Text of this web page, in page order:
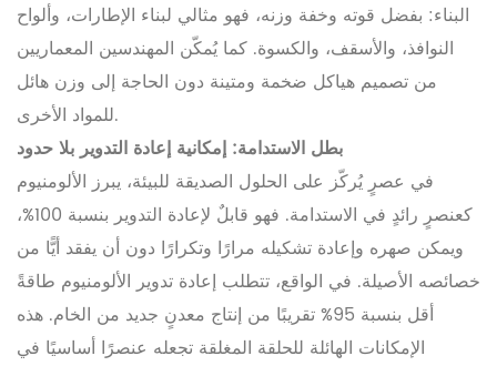
البناء: بفضل قوته وخفة وزنه، فهو مثالي لبناء الإطارات، وألواح
النوافذ، والأسقف، والكسوة. كما يُمكّن المهندسين المعماريين
من تصميم هياكل ضخمة ومتينة دون الحاجة إلى وزن هائل
للمواد الأخرى.
بطل الاستدامة: إمكانية إعادة التدوير بلا حدود
في عصرٍ يُركّز على الحلول الصديقة للبيئة، يبرز الألومنيوم
كعنصرٍ رائدٍ في الاستدامة. فهو قابلٌ لإعادة التدوير بنسبة 100%،
ويمكن صهره وإعادة تشكيله مرارًا وتكرارًا دون أن يفقد أيًّا من
خصائصه الأصيلة. في الواقع، تتطلب إعادة تدوير الألومنيوم طاقةً
أقل بنسبة 95% تقريبًا من إنتاج معدنٍ جديد من الخام. هذه
الإمكانات الهائلة للحلقة المغلقة تجعله عنصرًا أساسيًا في